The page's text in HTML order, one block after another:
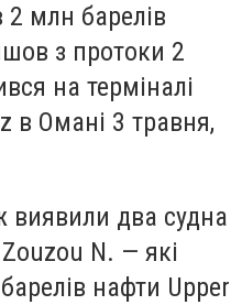
2 млн барелів
з протоки 2
на терміналі
в Омані 3 травня,
виявили два судна
N. — які
нафти Upper